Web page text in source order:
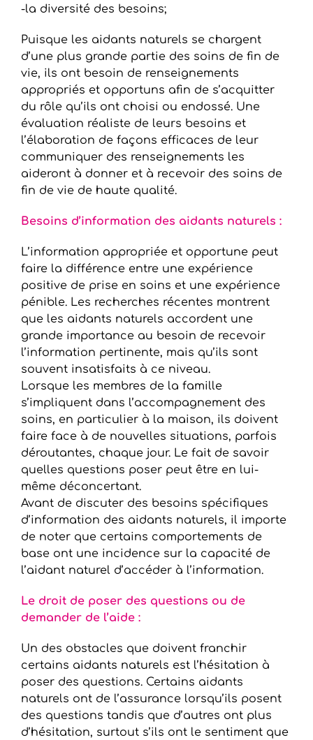
-la diversité des besoins;
Puisque les aidants naturels se chargent
d’une plus grande partie des soins de fin de
vie, ils ont besoin de renseignements
appropriés et opportuns afin de s’acquitter
du rôle qu’ils ont choisi ou endossé. Une
évaluation réaliste de leurs besoins et
l’élaboration de façons efficaces de leur
communiquer des renseignements les
aideront à donner et à recevoir des soins de
fin de vie de haute qualité.
Besoins d’information des aidants naturels :
L’information appropriée et opportune peut
faire la différence entre une expérience
positive de prise en soins et une expérience
pénible. Les recherches récentes montrent
que les aidants naturels accordent une
grande importance au besoin de recevoir
l’information pertinente, mais qu’ils sont
souvent insatisfaits à ce niveau.
Lorsque les membres de la famille
s’impliquent dans l’accompagnement des
soins, en particulier à la maison, ils doivent
faire face à de nouvelles situations, parfois
déroutantes, chaque jour. Le fait de savoir
quelles questions poser peut être en lui-
même déconcertant.
Avant de discuter des besoins spécifiques
d’information des aidants naturels, il importe
de noter que certains comportements de
base ont une incidence sur la capacité de
l’aidant naturel d’accéder à l’information.
Le droit de poser des questions ou de
demander de l’aide :
Un des obstacles que doivent franchir
certains aidants naturels est l’hésitation à
poser des questions. Certains aidants
naturels ont de l’assurance lorsqu’ils posent
des questions tandis que d’autres ont plus
d’hésitation, surtout s’ils ont le sentiment que